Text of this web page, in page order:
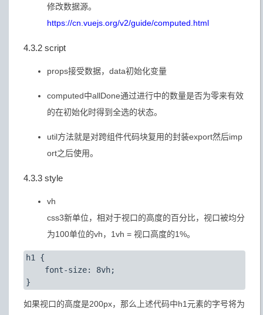
修改数据源。
https://cn.vuejs.org/v2/guide/computed.html
4.3.2 script
props接受数据，data初始化变量
computed中allDone通过进行中的数量是否为零来有效
的在初始化时得到全选的状态。
util方法就是对跨组件代码块复用的封装export然后imp
ort之后使用。
4.3.3 style
vh
css3新单位，相对于视口的高度的百分比，视口被均分
为100单位的vh，1vh = 视口高度的1%。
h1 {
如果视口的高度是200px，那么上述代码中h1元素的字号将为